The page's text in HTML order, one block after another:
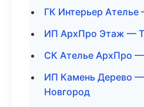
ГК Интерьер
ИП АрхПро Этаж —
СК Ателье АрхПро
ИП Камень Дерево
Новгород